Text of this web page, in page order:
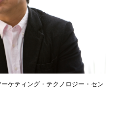
ケティング・テクノロジー・セン